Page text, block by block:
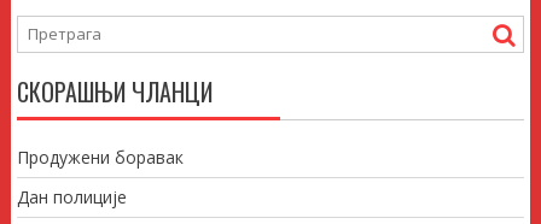
СКОРАШЊИ ЧЛАНЦИ
Продужени боравак
Дан полиције